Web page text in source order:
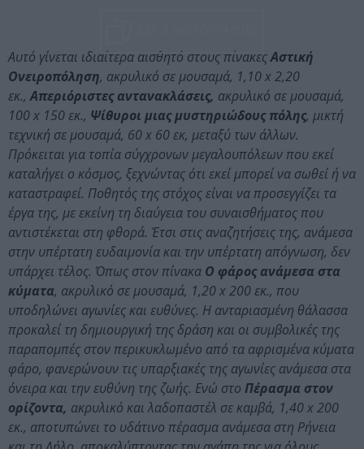
Αυτό γίνεται ιδιαίτερα αισθητό στους πίνακεςΑστική
Ονειροπόληση, ακρυλικό σε μουσαμά, 1,10 x 2,20
εκ.,Απεριόριστες αντανακλάσεις, ακρυλικό σε μουσαμά,
100 x 150 εκ., Ψίθυροι μιας μυστηριώδους πόλης, μικτή
τεχνική σε μουσαμά, 60 x 60 εκ, μεταξύ των άλλων.
Πρόκειται για τοπία σύγχρονων μεγαλουπόλεων που εκεί
καταλήγει ο κόσμος, ξεχνώντας ότι εκεί μπορεί να σωθεί ή να
καταστραφεί. Ποθητός της στόχος είναι να προσεγγίζει τα
έργα της, με εκείνη τη διαύγεια του συναισθήματος που
αντιστέκεται στη φθορά. Έτσι στις αναζητήσεις της, ανάμεσα
στην υπέρτατη ευδαιμονία και την υπέρτατη απόγνωση, δεν
υπάρχει τέλος. Όπως στον πίνακα Ο φάρος ανάμεσα στα
κύματα, ακρυλικό σε μουσαμά, 1,20 x 200 εκ., που
υποδηλώνει αγωνίες και ευθύνες. Η ανταριασμένη θάλασσα
προκαλεί τη δημιουργική της δράση και οι συμβολικές της
παραπομπές στον περικυκλωμένο από τα αφρισμένα κύματα
φάρο, φανερώνουν τις υπαρξιακές της αγωνίες ανάμεσα στα
όνειρα και την ευθύνη της ζωής. Ενώ στο Πέρασμα στον
ορίζοντα, ακρυλικό και λαδοπαστέλ σε καμβά, 1,40 x 200
εκ., αποτυπώνει το υδάτινο πέρασμα ανάμεσα στη Ρήνεια